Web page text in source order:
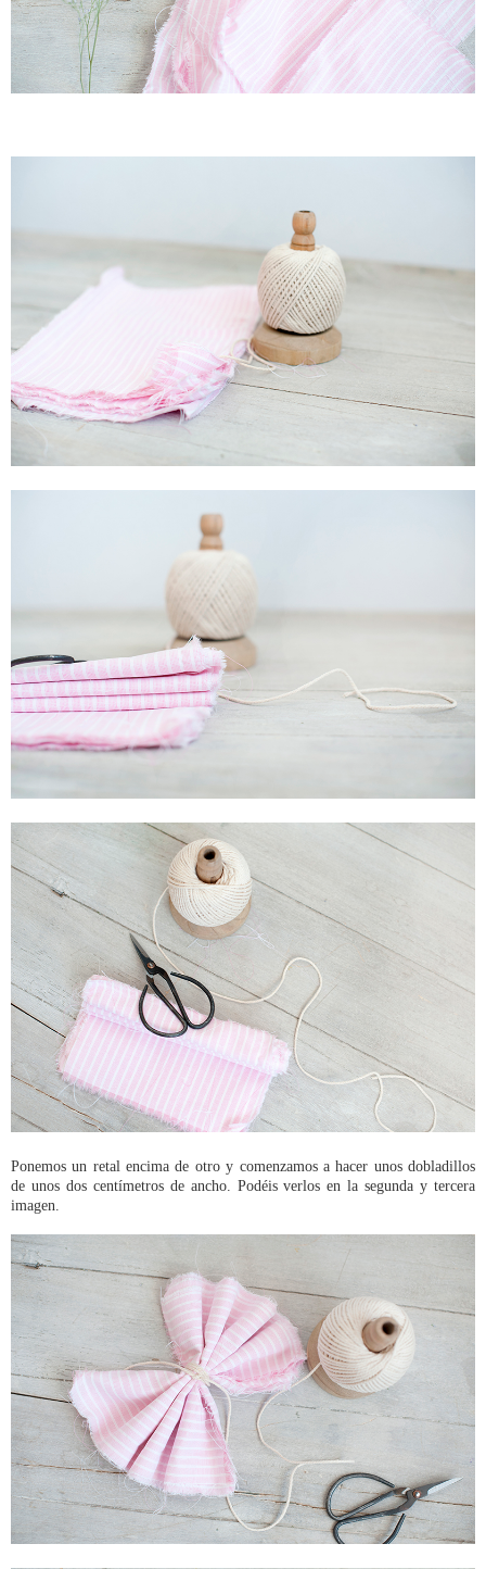
Ponemos un retal encima de otro y comenzamos a hacer unos dobladillos
de unos dos centímetros de ancho. Podéis verlos en la segunda y tercera
imagen.